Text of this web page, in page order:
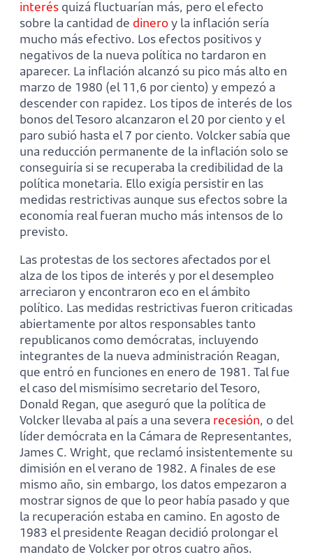
interés quizá fluctuarían más, pero el efecto
sobre la cantidad de dineroy la inflación sería
mucho más efectivo. Los efectos positivos y
negativos de la nueva política no tardaron en
aparecer. La inflación alcanzó su pico más alto en
marzo de 1980 (el 11,6 por ciento) y empezó a
descender con rapidez. Los tipos de interés de los
bonos del Tesoro alcanzaron el 20 por ciento y el
paro subió hasta el 7 por ciento. Volcker sabía que
una reducción permanente de la inflación solo se
conseguiría si se recuperaba la credibilidad de la
política monetaria. Ello exigía persistir en las
medidas restrictivas aunque sus efectos sobre la
economía real fueran mucho más intensos de lo
previsto.
Las protestas de los sectores afectados por el
alza de los tipos de interés y por el desempleo
arreciaron y encontraron eco en el ámbito
político. Las medidas restrictivas fueron criticadas
abiertamente por altos responsables tanto
republicanos como demócratas, incluyendo
integrantes de la nueva administración Reagan,
que entró en funciones en enero de 1981. Tal fue
el caso del mismísimo secretario del Tesoro,
Donald Regan, que aseguró que la política de
Volcker llevaba al país a una severa recesión, o del
líder demócrata en la Cámara de Representantes,
James C. Wright, que reclamó insistentemente su
dimisión en el verano de 1982. A finales de ese
mismo año, sin embargo, los datos empezaron a
mostrar signos de que lo peor había pasado y que
la recuperación estaba en camino. En agosto de
1983 el presidente Reagan decidió prolongar el
mandato de Volcker por otros cuatro años.